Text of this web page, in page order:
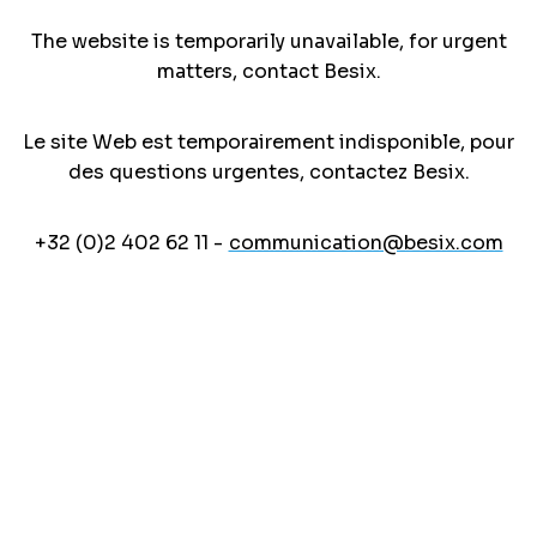
The website is temporarily unavailable, for urgent
matters, contact Besix.
Le site Web est temporairement indisponible, pour
des questions urgentes, contactez Besix.
+32 (0)2 402 62 11 - communication@besix.com